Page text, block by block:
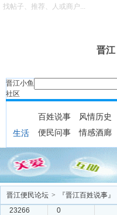
晋江
晋江小鱼
社区
找帖子、推荐、人或商户...
生活
百姓说事
风情历史
便民问事
情感酒廊
晋江便民论坛 > 『晋江百姓说事』
23266
0